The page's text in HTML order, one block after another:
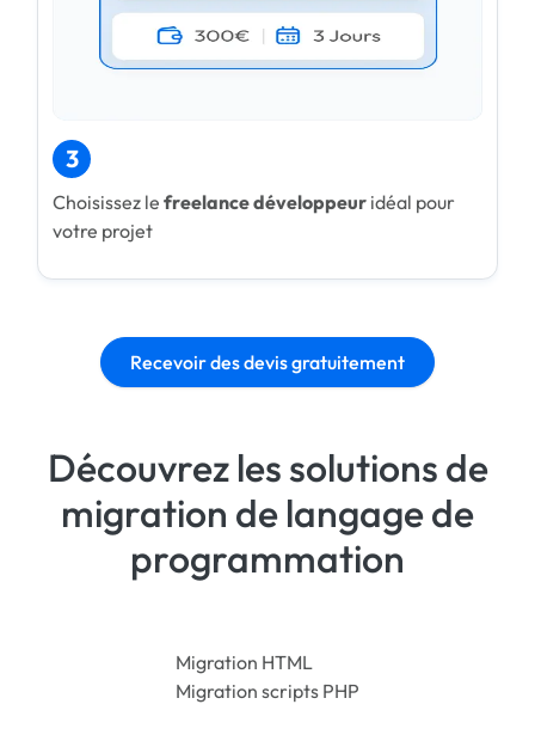
3
Choisissez le freelance développeur idéal pour
votre projet
Recevoir des devis gratuitement
Découvrez les solutions de
migration de langage de
programmation
Migration HTML
Migration scripts PHP